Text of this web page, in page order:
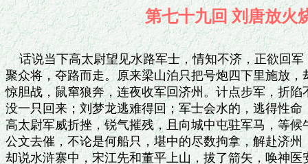
第七十九回 刘唐
话说当下高太尉望见水路军士，情知不济，正欲回
聚众将，夺路而走。原来梁山泊只把号炮四下里施放
惊胆战，鼠窜狼奔，连夜收军回济州。计点步军，折
没一只回来；刘梦龙逃难得回；军士会水的，逃得性
高太尉军威折挫，锐气摧残，且向城中屯驻军马，等
公文去催，不论是何船只，堪中的尽数拘拿，解赴济州
却说水浒寨中，宋江先和董平上山，拔了箭矢，唤神